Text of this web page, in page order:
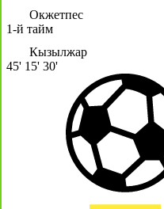
Окжетпес
1-й тайм
Кызылжар
45' 15' 30'